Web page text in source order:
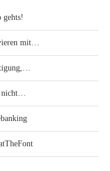
gehts!
mit…
nicht…